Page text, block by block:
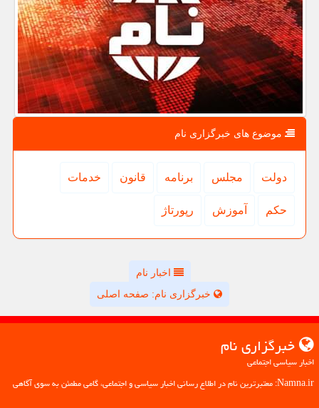
موضوع های خبرگزاری نام
دولت مجلس برنامه قانون خدمات
حكم آموزش رپورتاژ
اخبار نام
خبرگزاری نام: صفحه اصلی
خبرگزاری نام
اخبار سیاسی اجتماعی
Namna.ir: معتبرترین نام در اطلاع رسانی اخبار سیاسی و اجتماعی، گامی مطمئن به سوی آگاهی